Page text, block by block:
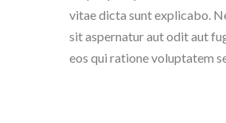
vitae dicta sunt explicabo.
sit aspernatur aut odit aut
eos qui ratione voluptatem